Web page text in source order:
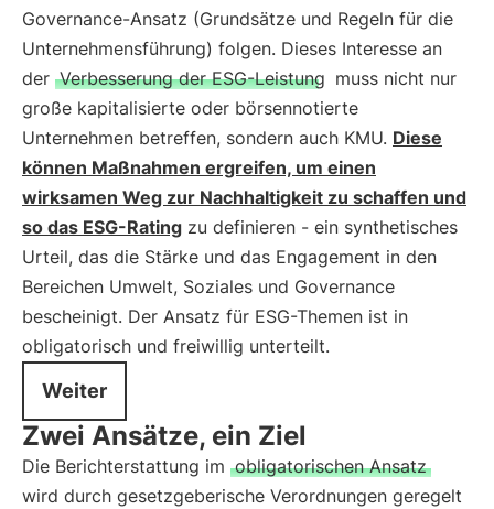
Governance-Ansatz (Grundsätze und Regeln für die
Unternehmensführung) folgen. Dieses Interesse an
der Verbesserung der ESG-Leistung muss nicht nur
große kapitalisierte oder börsennotierte
Unternehmen betreffen, sondern auch KMU. Diese
können Maßnahmen ergreifen, um einen
wirksamen Weg zur Nachhaltigkeit zu schaffen und
so das ESG-Rating zu definieren - ein synthetisches
Urteil, das die Stärke und das Engagement in den
Bereichen Umwelt, Soziales und Governance
bescheinigt. Der Ansatz für ESG-Themen ist in
obligatorisch und freiwillig unterteilt.
Weiter
Zwei Ansätze, ein Ziel
Die Berichterstattung im obligatorischen Ansatz
wird durch gesetzgeberische Verordnungen geregelt